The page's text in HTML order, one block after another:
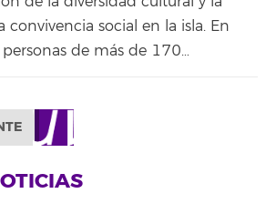
social en la isla. En
de más de 170…